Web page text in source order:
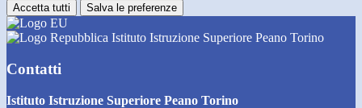
Accetta tutti Salva le preferenze
Istituto Istruzione Superiore Peano Torino
Contatti
Istituto Istruzione Superiore Peano Torino